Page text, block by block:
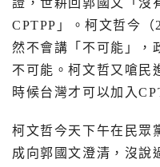
證，世耕回郭國文「沒
CPTPP 」。柯文哲今（
然不會講「不可能」，
不可能。柯文哲又嗆民
時候台灣才可以加入
柯文哲今天下午在民眾
成向郭國文澄清，沒說